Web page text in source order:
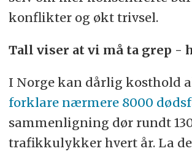
konflikter og økt trivsel.
Tall viser at vi må ta grep -
I Norge kan dårlig kosthold
forklare nærmere 8000
sammenligning dør rundt
trafikkulykker hvert år. La